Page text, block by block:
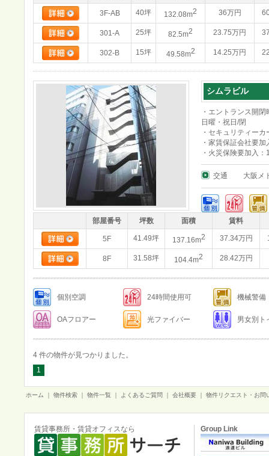
3F-AB 40坪 132.08m2 36万円
301-A 25坪 82.5m2 23.75万円
302-B 15坪 49.58m2 14.25万円
シムラビル
・エントランス開
日曜・祝日/閉
・セキュリティー
・家賃保証会社要加
・火災保険要加入
交通 大阪メ
部屋番号 坪数 面積 賃料
5F 41.49坪 137.16m2 37.34万円
8F 31.58坪 104.4m2 28.42万円
個別空調 24時間使用可 機械警備
OAフロアー 光ファイバー 男女別ト
4 件の物件が見つかりました。
1
ホーム 物件検索 物件一覧 よくあるご質問 会社概要 物件リクエスト・お問
賃貸事務所・賃貸オフィスなら Group Link